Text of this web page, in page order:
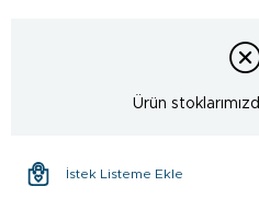
Ürün
İstek Listeme Ekle